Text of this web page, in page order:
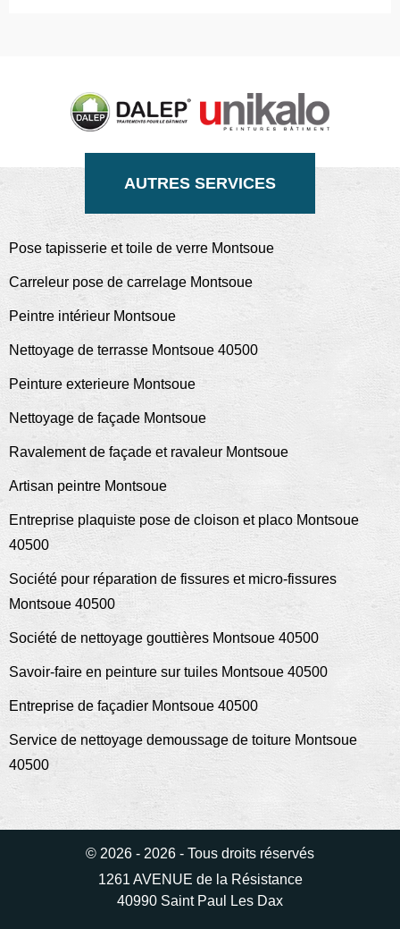
AUTRES SERVICES
Pose tapisserie et toile de verre Montsoue
Carreleur pose de carrelage Montsoue
Peintre intérieur Montsoue
Nettoyage de terrasse Montsoue 40500
Peinture exterieure Montsoue
Nettoyage de façade Montsoue
Ravalement de façade et ravaleur Montsoue
Artisan peintre Montsoue
Entreprise plaquiste pose de cloison et placo Montsoue
40500
Société pour réparation de fissures et micro-fissures
Montsoue 40500
Société de nettoyage gouttières Montsoue 40500
Savoir-faire en peinture sur tuiles Montsoue 40500
Entreprise de façadier Montsoue 40500
Service de nettoyage demoussage de toiture Montsoue
40500
© 2026 - 2026 - Tous droits réservés
1261 AVENUE de la Résistance
40990 Saint Paul Les Dax